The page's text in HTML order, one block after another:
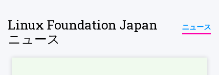
Linux Foundation Japan
ニュース
ニュース